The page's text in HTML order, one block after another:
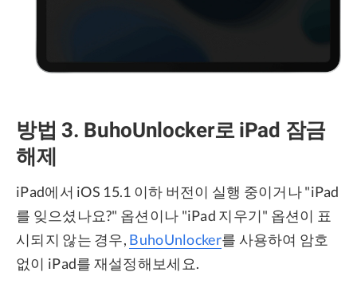
방법 3. BuhoUnlocker로 iPad 잠금
해제
iPad에서 iOS 15.1 이하 버전이 실행 중이거나 "iPad
를 잊으셨나요?" 옵션이나 "iPad 지우기" 옵션이 표
시되지 않는 경우, BuhoUnlocker를 사용하여 암호
없이 iPad를 재설정해보세요.